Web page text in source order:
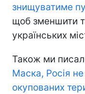
знищуватиме
щоб зменшити
українських
Також ми
Маска, Росія не
окупованих